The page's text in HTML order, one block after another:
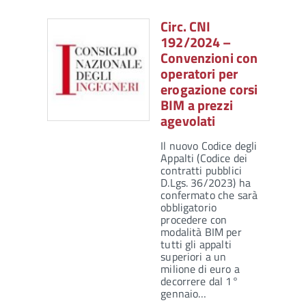
Circ. CNI
192/2024 –
Convenzioni con
operatori per
erogazione corsi
BIM a prezzi
agevolati
Il nuovo Codice degli
Appalti (Codice dei
contratti pubblici
D.Lgs. 36/2023) ha
confermato che sarà
obbligatorio
procedere con
modalità BIM per
tutti gli appalti
superiori a un
milione di euro a
decorrere dal 1°
gennaio…